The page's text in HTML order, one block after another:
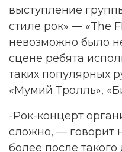
выступление
стиле рок» — «The
невозможно было
сцене ребята
таких популярных
«Мумий Тролль»,
-Рок-концерт
сложно, — говорит
более после